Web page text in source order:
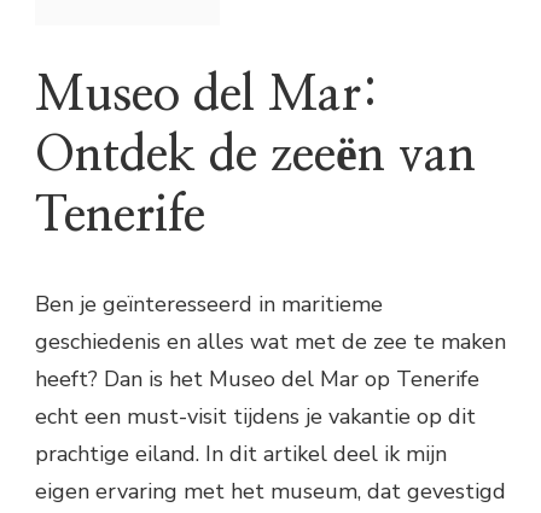
Museo del Mar:
Ontdek de zeeën van
Tenerife
Ben je geïnteresseerd in maritieme
geschiedenis en alles wat met de zee te maken
heeft? Dan is het Museo del Mar op Tenerife
echt een must-visit tijdens je vakantie op dit
prachtige eiland. In dit artikel deel ik mijn
eigen ervaring met het museum, dat gevestigd